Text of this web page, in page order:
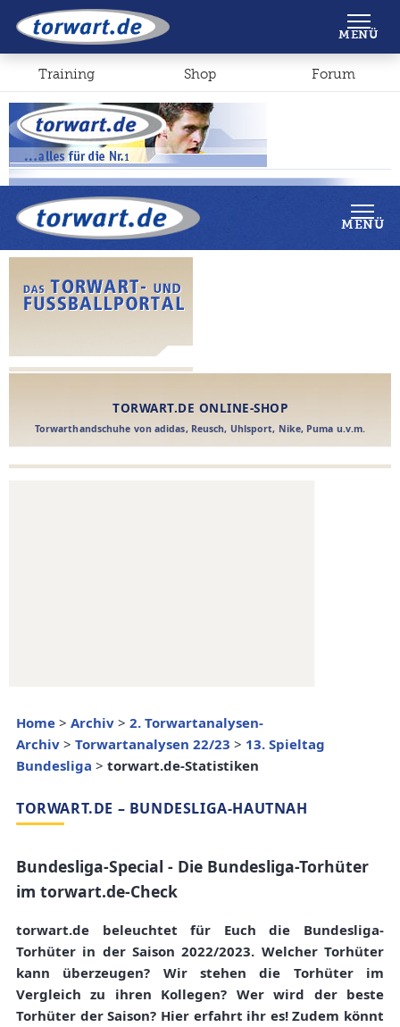
Shop Forum
MENÜ
Home > Archiv > 2. Torwartanalysen-
Archiv > Torwartanalysen 22/23 > 13. Spieltag
Bundesliga > torwart.de-Statistiken
TORWART.DE – BUNDESLIGA-HAUTNAH
Bundesliga-Special - Die Bundesliga-Torhüter
im torwart.de-Check
torwart.de beleuchtet für Euch die Bundesliga-
Torhüter in der Saison 2022/2023. Welcher Torhüter
kann überzeugen? Wir stehen die Torhüter im
Vergleich zu ihren Kollegen? Wer wird der beste
Torhüter der Saison? Hier erfahrt ihr es! Zudem könnt